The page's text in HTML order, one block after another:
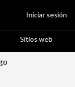
Sitios web
Iniciar sesión